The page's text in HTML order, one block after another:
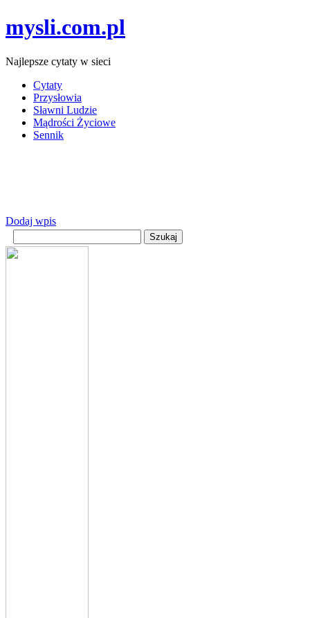
mysli.com.pl
Najlepsze cytaty w sieci
Cytaty
Przysłowia
Sławni Ludzie
Mądrości Życiowe
Sennik
Dodaj wpis